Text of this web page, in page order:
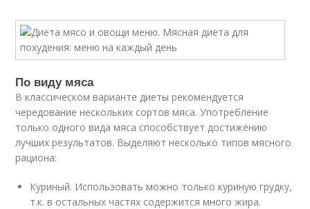
По виду мяса
В классическом варианте диеты рекомендуется
чередование нескольких сортов мяса. Употребление
только одного вида мяса способствует достижению
лучших результатов. Выделяют несколько типов мясного
рациона:
Куриный. Использовать можно только куриную грудку,
т.к. в остальных частях содержится много жира.